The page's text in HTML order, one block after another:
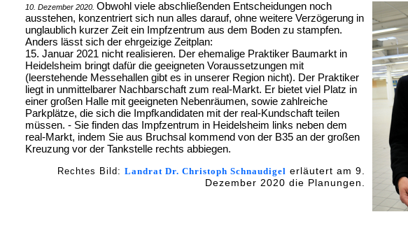
10. Dezember 2020. Obwohl viele abschließenden Entscheidungen noch
ausstehen, konzentriert sich nun alles darauf, ohne weitere Verzögerung in
unglaublich kurzer Zeit ein Impfzentrum aus dem Boden zu stampfen.
Anders lässt sich der ehrgeizige Zeitplan:
15. Januar 2021 nicht realisieren. Der ehemalige Praktiker Baumarkt in
Heidelsheim bringt dafür die geeigneten Voraussetzungen mit
(leerstehende Messehallen gibt es in unserer Region nicht). Der Praktiker
liegt in unmittelbarer Nachbarschaft zum real-Markt. Er bietet viel Platz in
einer großen Halle mit geeigneten Nebenräumen, sowie zahlreiche
Parkplätze, die sich die Impfkandidaten mit der real-Kundschaft teilen
müssen. - Sie finden das Impfzentrum in Heidelsheim links neben dem
real-Markt, indem Sie aus Bruchsal kommend von der B35 an der großen
Kreuzung vor der Tankstelle rechts abbiegen.
Rechtes Bild: Landrat Dr. Christoph Schnaudigel erläutert am 9.
Dezember 2020 die Planungen.